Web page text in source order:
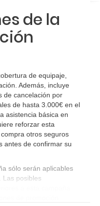
un viaje de
web?
¿Cómo
en el viaje que
reserva?
¿dónde debo
de la
de equipaje,
Además, incluye
de cancelación por
de hasta 3.000€ en el
asistencia básica en
reforzar esta
otros seguros
antes de confirmar su
sólo serán aplicables
Las posibles